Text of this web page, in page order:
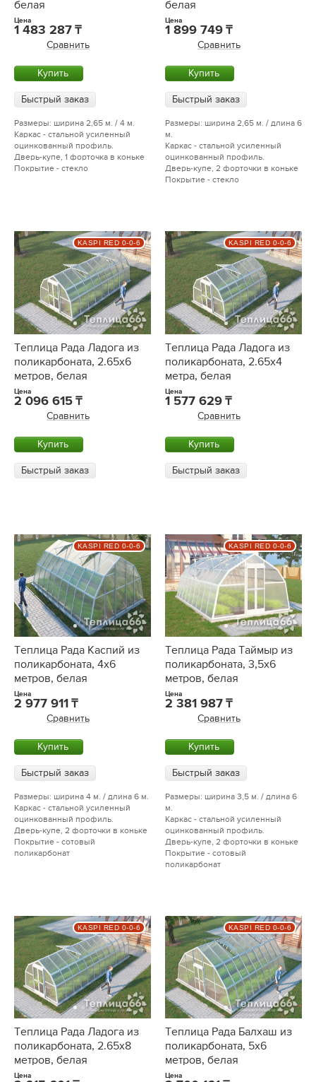
белая
Цена
1 483 287
Сравнить
Купить
Быстрый заказ
Размеры: ширина 2,65 м. / 4 м.
Каркас - стальной усиленный
оцинкованный профиль.
Дверь-купе, 1 форточка в коньке
Покрытие - стекло
белая
Цена
1 899 749
Сравнить
Купить
Быстрый заказ
Размеры: ширина 2,65 м. / длина 6
м.
Каркас - стальной усиленный
оцинкованный профиль.
Дверь-купе, 2 форточки в коньке
Покрытие - стекло
Теплица Рада Ладога из
поликарбоната, 2.65х6
метров, белая
Цена
2 096 615
Сравнить
Купить
Быстрый заказ
KASPI RED 0-0-6
Теплица Рада Ладога из
поликарбоната, 2.65х4
метра, белая
Цена
1 577 629
Сравнить
Купить
Быстрый заказ
KASPI RED 0-0-6
Теплица Рада Каспий из
поликарбоната, 4х6
метров, белая
Цена
2 977 911
Сравнить
Купить
Быстрый заказ
Размеры: ширина 4 м. / длина 6 м.
Каркас - стальной усиленный
оцинкованный профиль.
Дверь-купе, 2 форточки в коньке
Покрытие - сотовый
поликарбонат
KASPI RED 0-0-6
Теплица Рада Таймыр из
поликарбоната, 3,5x6
метров, белая
Цена
2 381 987
Сравнить
Купить
Быстрый заказ
Размеры: ширина 3,5 м. / длина 6
м.
Каркас - стальной усиленный
оцинкованный профиль.
Дверь-купе, 2 форточки в коньке
Покрытие - сотовый
поликарбонат
KASPI RED 0-0-6
Теплица Рада Ладога из
поликарбоната, 2.65х8
метров, белая
Цена
KASPI RED 0-0-6
Теплица Рада Балхаш из
поликарбоната, 5х6
метров, белая
Цена
KASPI RED 0-0-6